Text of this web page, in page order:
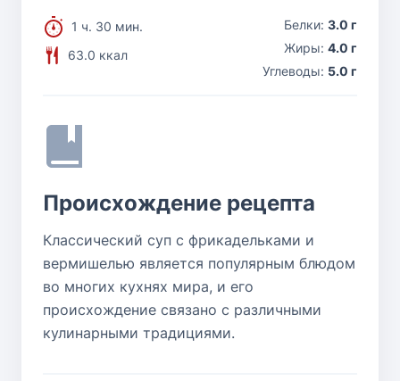
1 ч. 30 мин.
63.0 ккал
Белки: 3.0 г
Жиры: 4.0 г
Углеводы: 5.0 г
Происхождение рецепта
Классический суп с фрикадельками и
вермишелью является популярным блюдом
во многих кухнях мира, и его
происхождение связано с различными
кулинарными традициями.